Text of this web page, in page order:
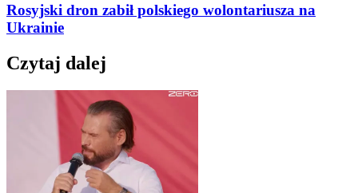
Rosyjski dron zabił polskiego wolontariusza na
Ukrainie
Czytaj dalej